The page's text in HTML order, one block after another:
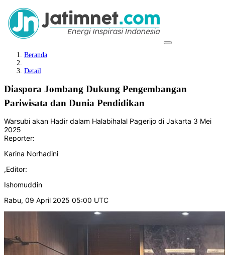
Beranda
Detail
Diaspora Jombang Dukung Pengembangan
Pariwisata dan Dunia Pendidikan
Warsubi akan Hadir dalam Halabihalal Pagerijo di Jakarta 3 Mei
2025
Reporter:
Karina Norhadini
,Editor:
Ishomuddin
Rabu, 09 April 2025 05:00 UTC